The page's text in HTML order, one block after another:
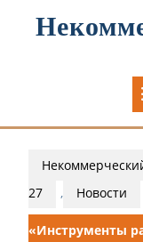
27
, Новости
«Инструменты